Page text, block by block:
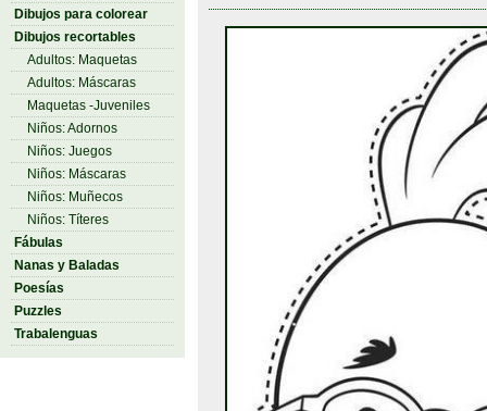
Dibujos para colorear
Dibujos recortables
Adultos: Maquetas
Adultos: Máscaras
Maquetas -Juveniles
Niños: Adornos
Niños: Juegos
Niños: Máscaras
Niños: Muñecos
Niños: Títeres
Fábulas
Nanas y Baladas
Poesías
Puzzles
Trabalenguas